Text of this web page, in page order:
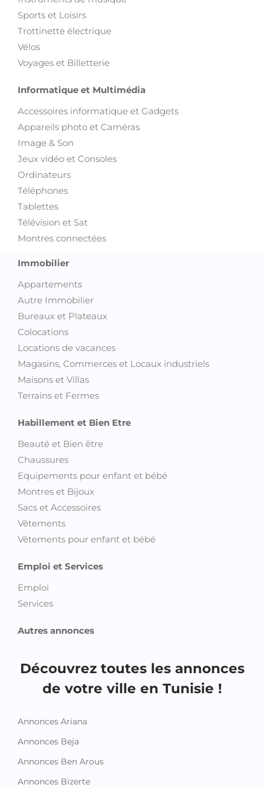
Sports et Loisirs
Trottinette électrique
Vélos
Voyages et Billetterie
Informatique et Multimédia
Accessoires informatique et Gadgets
Appareils photo et Caméras
Image & Son
Jeux vidéo et Consoles
Ordinateurs
Téléphones
Tablettes
Télévision et Sat
Montres connectées
Immobilier
Appartements
Autre Immobilier
Bureaux et Plateaux
Colocations
Locations de vacances
Magasins, Commerces et Locaux industriels
Maisons et Villas
Terrains et Fermes
Habillement et Bien Etre
Beauté et Bien être
Chaussures
Equipements pour enfant et bébé
Montres et Bijoux
Sacs et Accessoires
Vêtements
Vêtements pour enfant et bébé
Emploi et Services
Emploi
Services
Autres annonces
Découvrez toutes les annonces
de votre ville en Tunisie !
Annonces Ariana
Annonces Beja
Annonces Ben Arous
Annonces Bizerte